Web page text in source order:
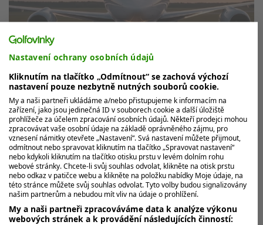
Přiletěl tryskáčem, odletěl tryskáčem. Že
přišel McNealy o 4 miliony dolarů, ho
netrápí
Určitě bude litovat, že skončil jen jednu ránu od
vítězství na The Genesis Inventational. Ale určitě
nebude litovat, že přišel...
MOHLO BY VÁS ZAJÍMAT
Nastavení ochrany osobních údajů
Kliknutím na tlačítko „Odmítnout“ se zachová výchozí
nastavení pouze nezbytně nutných souborů cookie.
My a naši partneři ukládáme a/nebo přistupujeme k informacím na
zařízení, jako jsou jedinečná ID v souborech cookie a další úložiště
prohlížeče za účelem zpracování osobních údajů. Někteří prodejci mohou
zpracovávat vaše osobní údaje na základě oprávněného zájmu, pro
vznesení námitky otevřete „Nastavení“. Svá nastavení můžete přijmout,
odmítnout nebo spravovat kliknutím na tlačítko „Spravovat nastavení“
nebo kdykoli kliknutím na tlačítko otisku prstu v levém dolním rohu
webové stránky. Chcete-li svůj souhlas odvolat, klikněte na otisk prstu
nebo odkaz v patičce webu a klikněte na položku nabídky Moje údaje, na
této stránce můžete svůj souhlas odvolat. Tyto volby budou signalizovány
našim partnerům a nebudou mít vliv na údaje o prohlížení.
My a naši partneři zpracováváme data k analýze výkonu
webových stránek a k provádění následujících činností: